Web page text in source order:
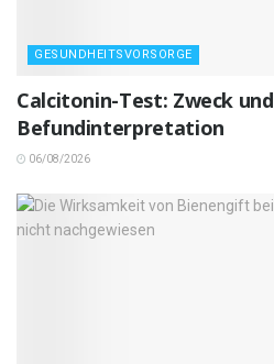
GESUNDHEITSVORSORGE
Calcitonin-Test: Zweck und
Befundinterpretation
06/08/2026